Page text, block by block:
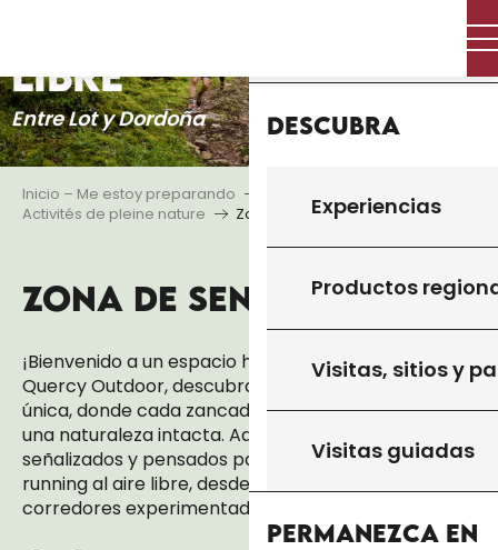
principal
Descubra
Experiencias
Productos
Visitas, sitios y
Visitas guiadas
Permanezca en
LIBRE
Entre Lot y Dordoña
Inicio – Me estoy preparando
Activités de pleine nature
Zona de senderos
ZONA DE SENDEROSAjouter
¡Bienvenido a un espacio hecho para correr! Con
Quercy Outdoor, descubra una zona de senderos
única, donde cada zancada le llevará al corazón de
una naturaleza intacta. Aquí, los recorridos están
señalizados y pensados para los amantes del
running al aire libre, desde principiantes hasta
corredores experimentados.